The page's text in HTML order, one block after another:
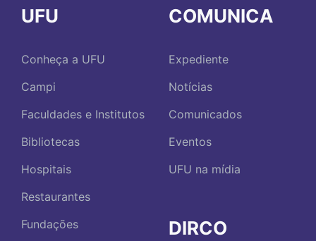
UFU
Conheça a UFU
Campi
Faculdades e Institutos
Bibliotecas
Hospitais
Restaurantes
Fundações
COMUNICA
Expediente
Notícias
Comunicados
Eventos
UFU na mídia
DIRCO